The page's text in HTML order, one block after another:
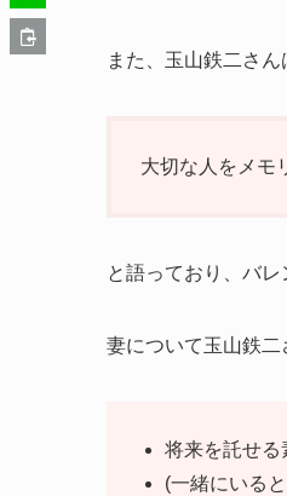
また、玉山鉄二さん
大切な人をメモ
と語っており、バ
妻について玉山鉄二
将来を託せる
(一緒にいる